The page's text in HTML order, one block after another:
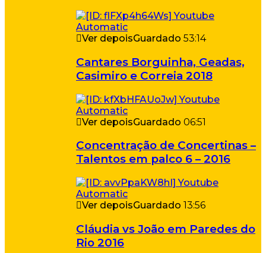
Ver depoisGuardado 53:14
Cantares Borguinha, Geadas,
Casimiro e Correia 2018
Ver depoisGuardado 06:51
Concentração de Concertinas –
Talentos em palco 6 – 2016
Ver depoisGuardado 13:56
Cláudia vs João em Paredes do
Rio 2016